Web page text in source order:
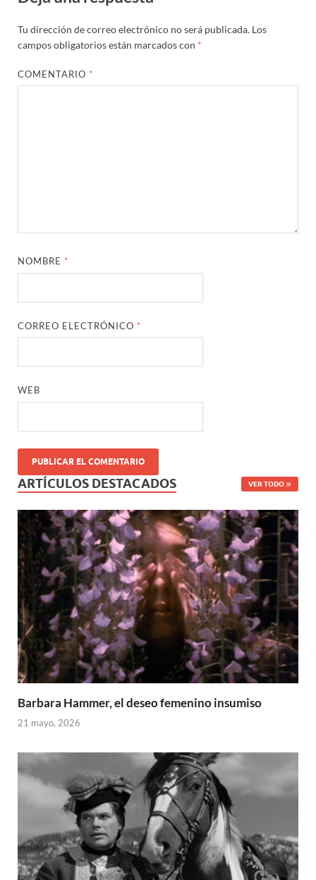
Tu dirección de correo electrónico no será publicada. Los
campos obligatorios están marcados con *
COMENTARIO *
NOMBRE *
CORREO ELECTRÓNICO *
WEB
ARTÍCULOS DESTACADOS VER TODO
Barbara Hammer, el deseo femenino insumiso
21 mayo, 2026